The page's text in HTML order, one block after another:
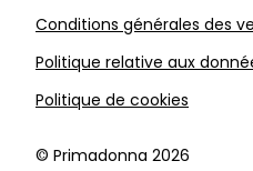
Conditions générales des
Politique relative aux
Politique de cookies
©️ Primadonna 2026